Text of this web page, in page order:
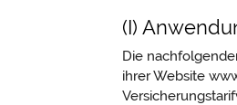
(I)
Die
ihrer Website